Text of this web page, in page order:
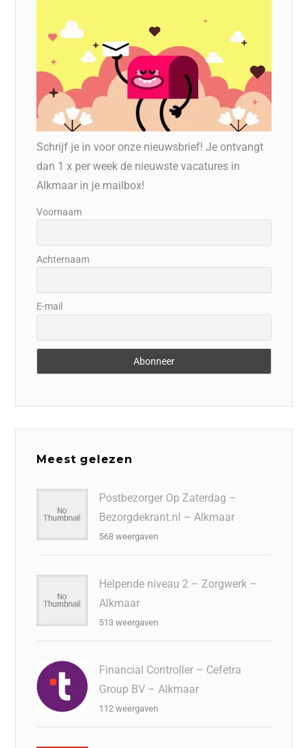
Schrijf je in voor onze nieuwsbrief! Je ontvangt
dan 1 x per week de nieuwste vacatures in
Alkmaar in je mailbox!
Voornaam
Achternaam
E-mail
Meest gelezen
Postbezorger Op Zaterdag –
Bezorgdekrant.nl – Alkmaar
568 weergaven
Helpende niveau 2 – Zorgwerk –
Alkmaar
513 weergaven
Financial Controller – Cefetra
Group BV – Alkmaar
112 weergaven